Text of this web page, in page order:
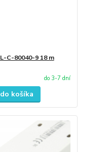
C-80040-9 18 m
do 3-7 dní
košíka